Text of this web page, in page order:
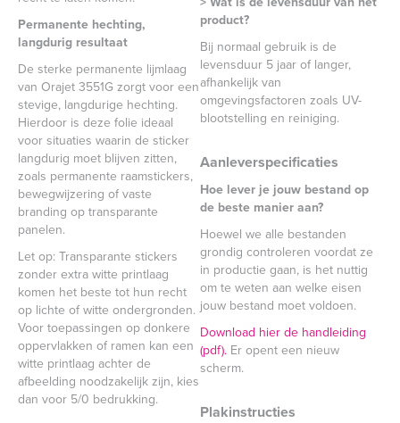
Permanente hechting,
langdurig resultaat
De sterke permanente lijmlaag
van Orajet 3551G zorgt voor een
stevige, langdurige hechting.
Hierdoor is deze folie ideaal
voor situaties waarin de sticker
langdurig moet blijven zitten,
zoals permanente raamstickers,
bewegwijzering of vaste
branding op transparante
panelen.
Let op: Transparante stickers
zonder extra witte printlaag
komen het beste tot hun recht
op lichte of witte ondergronden.
Voor toepassingen op donkere
oppervlakken of ramen kan een
witte printlaag achter de
afbeelding noodzakelijk zijn, kies
dan voor 5/0 bedrukking.
product?
Bij normaal gebruik is de
levensduur 5 jaar of langer,
afhankelijk van
omgevingsfactoren zoals UV-
blootstelling en reiniging.
Aanleverspecificaties
Hoe lever je jouw bestand op
de beste manier aan?
Hoewel we alle bestanden
grondig controleren voordat ze
in productie gaan, is het nuttig
om te weten aan welke eisen
jouw bestand moet voldoen.
Download hier de handleiding
(pdf). Er opent een nieuw
scherm.
Plakinstructies